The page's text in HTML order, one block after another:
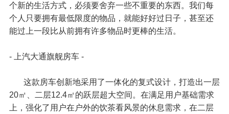
个新的生活方式，必须要舍弃一些不重要的东西。我们每
个人只要拥有最低限度的物品，就能好好过日子，甚至还
能过上一段比从前拥有许多物品时更棒的生活。
- 上汽大通旗舰房车 -
这款房车创新地采用了一体化的复式设计，打造出一层
20㎡、二层12.4㎡的跃层超大空间。在满足用户基础需求
上，强化了用户在户外的饮茶看风景的休息需求，在二层